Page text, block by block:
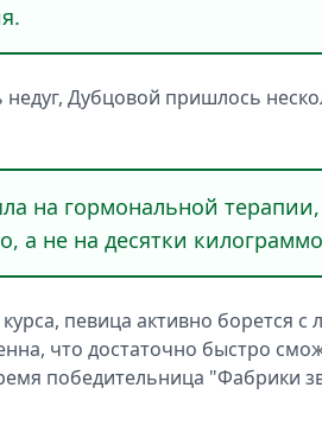
Дубцовой пришлось
на гормональной
а не на десятки
певица активно борется
что достаточно быстро
победительница "Фабрики